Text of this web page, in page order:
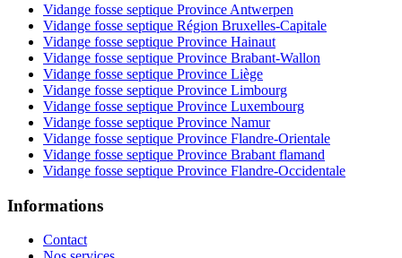
Vidange fosse septique Province Antwerpen
Vidange fosse septique Région Bruxelles-Capitale
Vidange fosse septique Province Hainaut
Vidange fosse septique Province Brabant-Wallon
Vidange fosse septique Province Liège
Vidange fosse septique Province Limbourg
Vidange fosse septique Province Luxembourg
Vidange fosse septique Province Namur
Vidange fosse septique Province Flandre-Orientale
Vidange fosse septique Province Brabant flamand
Vidange fosse septique Province Flandre-Occidentale
Informations
Contact